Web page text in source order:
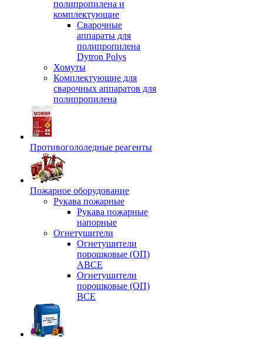
полипропилена и
комплектующие
Сварочные
аппараты для
полипропилена
Dytron Polys
Хомуты
Комплектующие для
сварочных аппаратов для
полипропилена
Противогололедные реагенты
Пожарное оборудование
Рукава пожарные
Рукава пожарные
напорные
Огнетушители
Огнетушители
порошковые (ОП)
АВСЕ
Огнетушители
порошковые (ОП)
ВСЕ